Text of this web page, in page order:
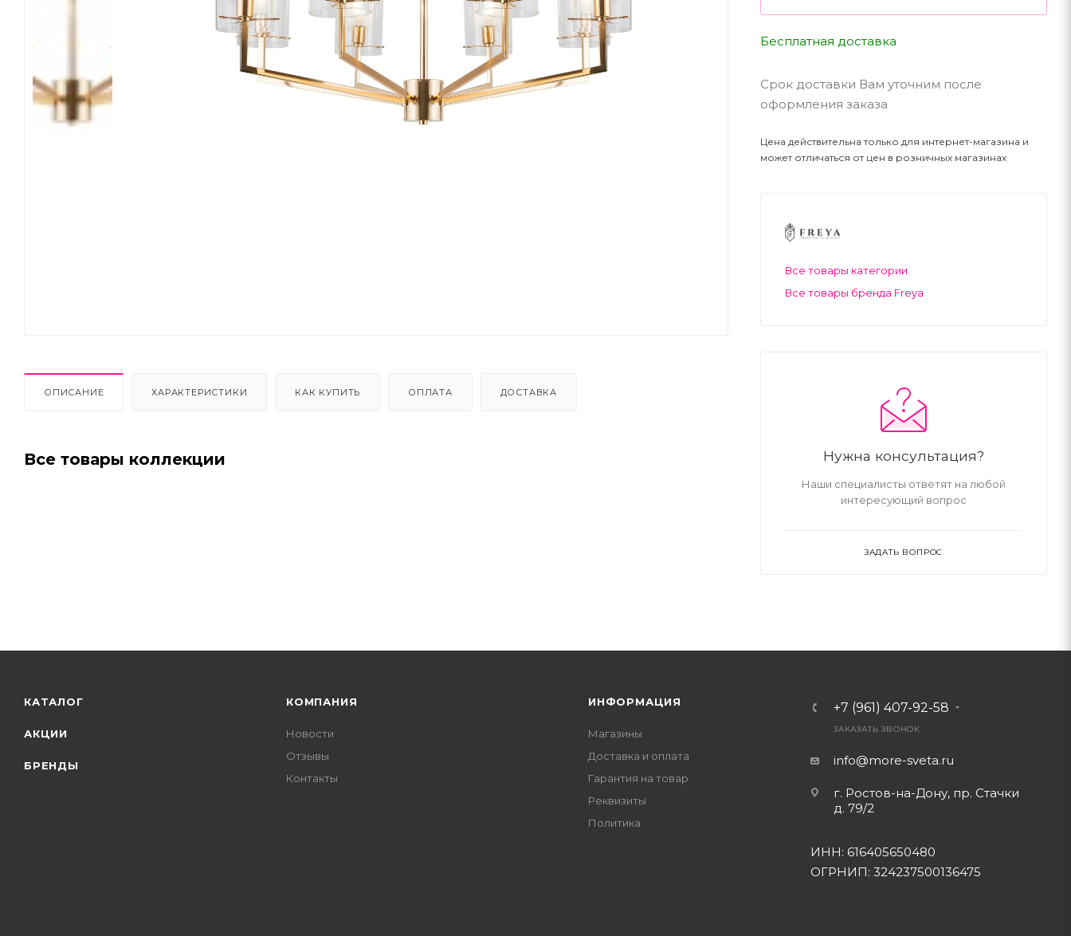
ОПИСАНИЕ ХАРАКТЕРИСТИКИ КАК КУПИТЬ ОПЛАТА ДОСТАВКА
Все товары коллекции
Бесплатная доставка
Срок доставки Вам уточним после
оформления заказа
Цена действительна только для интернет-магазина и
может отличаться от цен в розничных магазинах
Все товары категории
Все товары бренда Freya
Нужна консультация?
Наши специалисты ответят на любой
интересующий вопрос
ЗАДАТЬ ВОПРОС
КАТАЛОГ
АКЦИИ
БРЕНДЫ
КОМПАНИЯ
Новости
Отзывы
Контакты
ИНФОРМАЦИЯ
Магазины
Доставка и оплата
Гарантия на товар
Реквизиты
Политика
+7 (961) 407-92-58
ЗАКАЗАТЬ ЗВОНОК
info@more-sveta.ru
г. Ростов-на-Дону, пр. Стачки
д. 79/2
ИНН: 616405650480
ОГРНИП: 324237500136475